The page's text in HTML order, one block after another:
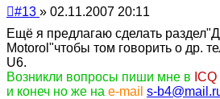
Непрочитанное
#13 » 02.11.2007 20:11
Ещё я предлагаю сделать
Motorol"чтобы том говорить о др.
U6.
Возникли вопросы пиши мне в ICQ
и конеч но же на e-mail s-